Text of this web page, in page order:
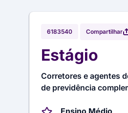
6183540 Compartilhar
Estágio
Corretores e agentes
de previdência
Ensino Médio